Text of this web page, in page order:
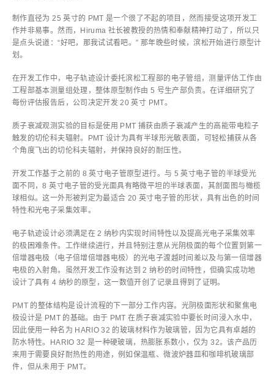
制作直径为 25 英寸的 PMT 是一个很了不起的项目，然而接受这项开发工
作并非易事。然而，Hiruma 社长被教授的热情和奉献精神打动了，所以只
是点头说道：“好吧，那我试试看吧。” 那年晚些时候，滨松开始进行原型计
划。
在开发工作中，电子轨迹设计委托滨松工程部的电子管组，测量评估工作由
工程部基本测量组处理，整体原型制作由 5 号生产部负责。在详细研究了
每份评估报告后，公司决定开发 20 英寸 PMT。
质子衰减观测实验的目标是使用 PMT 捕获由质子衰减产生的高能带电粒子
触发的切伦科夫辐射。PMT 设计为具有半球形光敏表面，可轻松捕获从各
个角度飞出的切伦科夫辐射，并保持良好的耐压性。
开发工作基于之前的 8 英寸电子管原型进行。与 5 英寸电子管的半球受光
面不同，8 英寸电子管的受光面具有略微平坦的半球表面，其剖面图与橄榄
球相似。这一外形被判定为最适合 20 英寸电子管的形状，具有出色的时间
特性和光电子采集效率。
电子轨迹设计必须满足在 2 纳秒内实现时间特性以及提高光电子采集效率
的极困难条件。工作继续进行，并且特别注意从光阴极面的每个位置到第一
倍增器电极（电子倍增倍增器电极）的光电子渡越时间差以及与第一倍增器
电极的入射角。虽然开发工作没有达到 2 纳秒的时间特性，但确实成功地
设计了具有 4 纳秒的原型，这一数值开创了记录且得到了证明。
PMT 的整体结构是设计流程的下一部分工作内容。光阴极面形状和聚焦电
极设计是 PMT 的基础。由于 PMT 在质子衰减实验中要长时间浸入水中，
因此使用一种名为 HARIO 32 的玻璃材料作为玻璃管，因为它具有卓越的
防水特性。HARIO 32 是一种硬玻璃，热膨胀系数小，仅为 32。该产品历
来用于需要良好耐热性的用途，例如保温瓶、微波炉器皿和咖啡机玻璃部
件，但从未用于 PMT。